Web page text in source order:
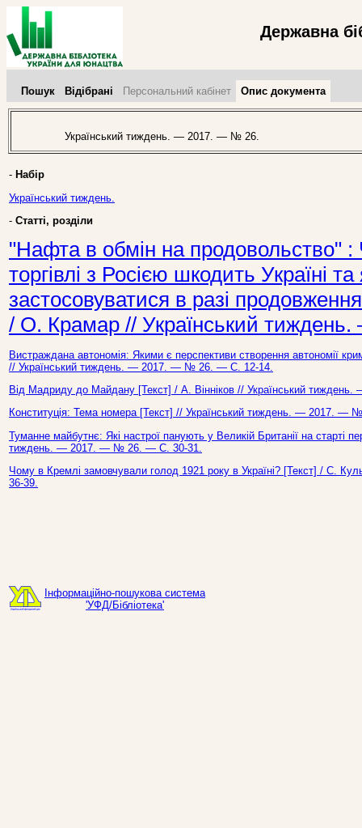
Державна
Пошук Відібрані Персональний кабінет Опис документа
Український тиждень. — 2017. — № 26.
- Набір
Український тиждень.
- Статті, розділи
"Нафта в обмін на продовольство" :
торгівлі з Росією шкодить Україні
застосовуватися в разі
/ О. Крамар // Український
Вистраждана автономія: Якими є перспективи створення автономії
// Український тиждень. — 2017. — № 26. — С. 12-14.
Від Мадриду до Майдану [Текст] / А. Вінніков // Український
Конституція: Тема номера [Текст] // Український тиждень. — 2017.
Туманне майбутнє: Які настрої панують у Великій Британії на старті
тиждень. — 2017. — № 26. — С. 30-31.
Чому в Кремлі замовчували голод 1921 року в Україні? [Текст] / С.
36-39.
Інформаційно-пошукова система
'УФД/Бібліотека'